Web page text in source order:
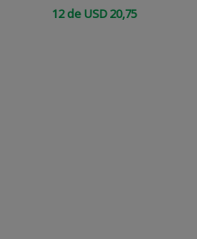
12de USD20,75
CONSULTAR